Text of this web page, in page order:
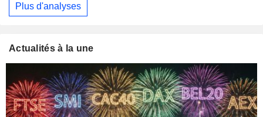
Plus d'analyses
Actualités à la une